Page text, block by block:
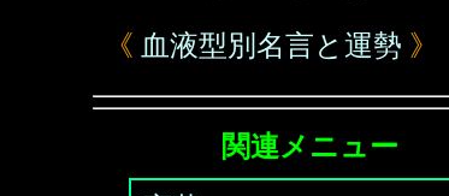
《 血液型別名言と運勢 》
関連メニュー